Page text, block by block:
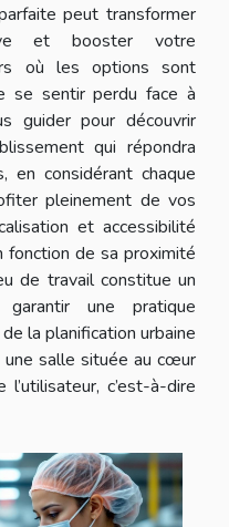
peut transformer
et booster votre
où les options sont
se sentir perdu face à
guider pour découvrir
qui répondra
en considérant chaque
pleinement de vos
et accessibilité
de sa proximité
de travail constitue un
une pratique
la planification urbaine
salle située au cœur
c’est-à-dire